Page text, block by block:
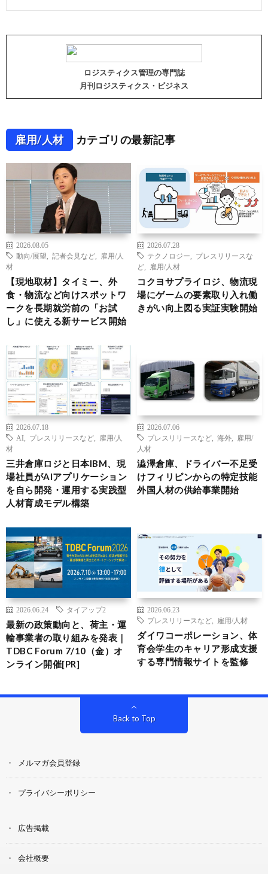
ロジスティクス管理の専門誌
月刊ロジスティクス・ビジネス
雇用/人材 カテゴリの最新記事
2026.08.05
動向/展望
記者会見など
雇用/人
材
【現地取材】タイミー、外
食・物流など向けスポットワ
ークを長期就労前の「お試
し」に使える新サービス開始
2026.07.28
テクノロジー
プレスリリースな
ど
雇用/人材
コクヨサプライロジ、物流現
場にゲームの要素取り入れ働
きがい向上図る実証実験開始
2026.07.18
AI
プレスリリースなど
雇用/人
材
三井倉庫ロジと日本IBM、現
場社員がAIアプリケーション
を自ら開発・運用する実践型
人材育成モデル構築
2026.07.06
プレスリリースなど
海外
雇用/
人材
澁澤倉庫、ドライバー不足受
けフィリピンからの特定技能
外国人材の供給事業開始
2026.06.24 タイアップ2
最新の政策動向と、荷主・運
輸事業者の取り組みを発表｜
TDBC Forum 7/10（金）オ
ンライン開催[PR]
2026.06.23
プレスリリースなど
雇用/人材
ダイワコーポレーション、体
育会学生のキャリア形成支援
する専門情報サイトを監修
Back to Top
メルマガ会員登録
プライバシーポリシー
広告掲載
会社概要